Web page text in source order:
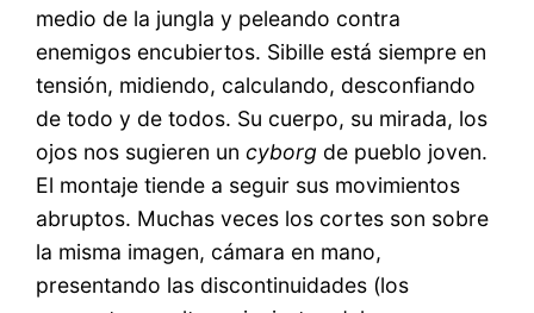
medio de la jungla y peleando contra
enemigos encubiertos. Sibille está siempre en
tensión, midiendo, calculando, desconfiando
de todo y de todos. Su cuerpo, su mirada, los
ojos nos sugieren uncyborg de pueblo joven.
El montaje tiende a seguir sus movimientos
abruptos. Muchas veces los cortes son sobre
la misma imagen, cámara en mano,
presentando las discontinuidades (los